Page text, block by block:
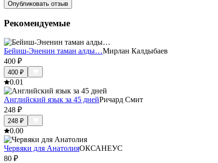
Опубликовать отзыв
Рекомендуемые
Бейиш-Эненин таман алды…Мирлан Калдыбаев
400 ₽
400 ₽
0.01
Английский язык за 45 днейРичард Смит
248 ₽
248 ₽
0.00
Червяки для АнатолияОКСАНЕУС
80 ₽